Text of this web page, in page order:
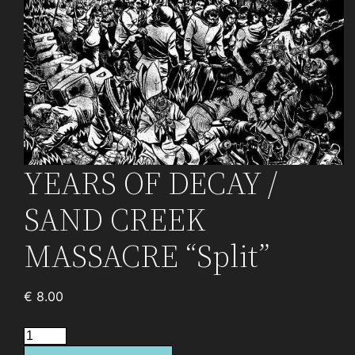
YEARS OF DECAY /
SAND CREEK
MASSACRE “Split”
€ 8.00
quantité